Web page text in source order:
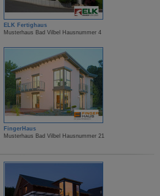
ELK Fertighaus
Musterhaus Bad Vilbel Hausnummer 4
FingerHaus
Musterhaus Bad Vilbel Hausnummer 21